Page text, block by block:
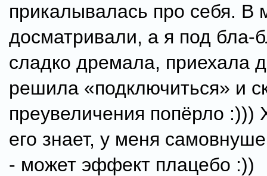
прикалывалась про себя. В
досматривали, а я под бла-
сладко дремала, приехала
решила «подключиться» и
преувеличения попёрло :)))
его знает, у меня
- может эффект плацебо :))